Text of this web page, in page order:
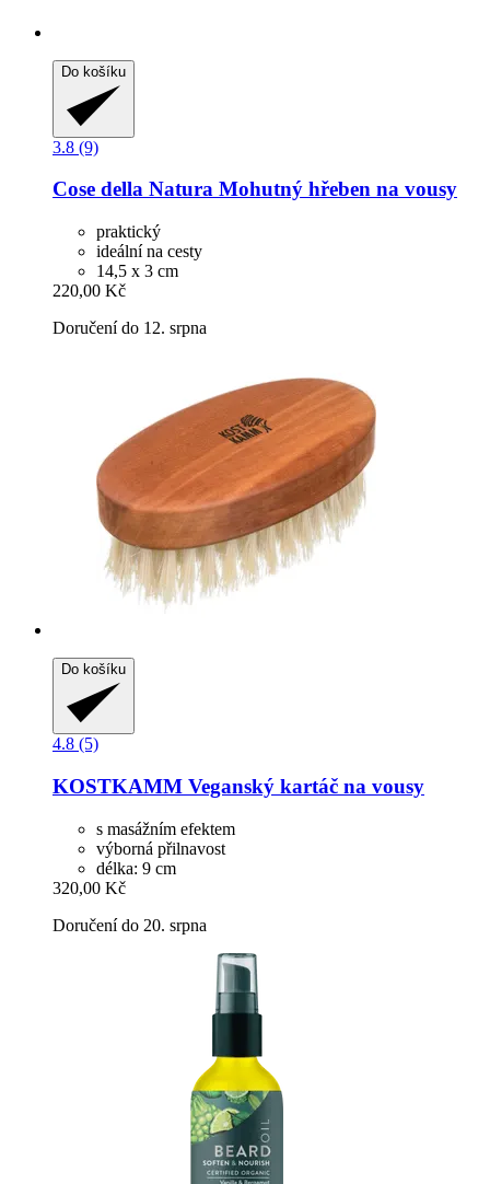
Do košíku
3.8 (9)
Cose della Natura Mohutný hřeben na vousy
praktický
ideální na cesty
14,5 x 3 cm
220,00 Kč
Doručení do 12. srpna
Do košíku
4.8 (5)
KOSTKAMM Veganský kartáč na vousy
s masážním efektem
výborná přilnavost
délka: 9 cm
320,00 Kč
Doručení do 20. srpna